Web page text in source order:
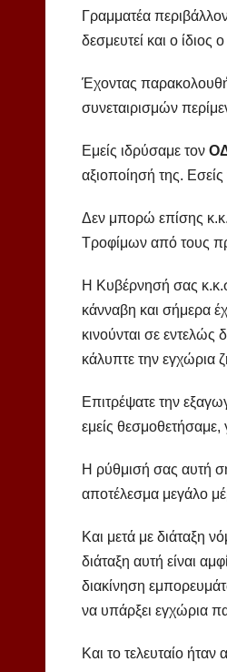
Γραμματέα
δεσμευτεί και ο ίδιος
Έχοντας
συνεταιρισμών
Εμείς ιδρύσαμε τον
αξιοποίησή της.
Δεν μπορώ επίσης
Τροφίμων από τους
Η Κυβέρνησή σας
κάνναβη και σήμερα
κινούνται σε εντελώς
κάλυπτε την εγχώρια
Επιτρέψατε την
εμείς θεσμοθετήσαμε,
Η ρύθμισή σας αυτή
αποτέλεσμα μεγάλο
Και μετά με διάταξη
διάταξη αυτή είναι
διακίνηση
να υπάρξει εγχώρια
Και το τελευταίο